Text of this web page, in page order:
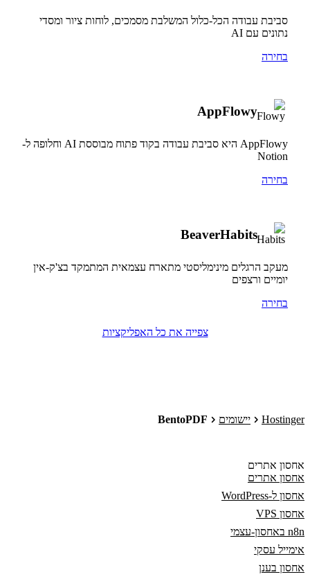
סביבת עבודה הכל-כלול המשלבת מסמכים, לוחות ציור ומסדי
נתונים עם AI
בחירה
AppFlowy
AppFlowy היא סביבת עבודה בקוד פתוח מבוססת AI וחלופה ל-
Notion
בחירה
BeaverHabits
מעקב הרגלים מינימליסטי מתארח עצמאית המתמקד בצ'ק-אין
יומיים ורצפים
בחירה
צפייה את כל האפליקציות
Hostinger יישומים BentoPDF
אחסון אתרים
אחסון אתרים
אחסון ל-WordPress
אחסון VPS
n8n באחסון-עצמי
אימייל עסקי
אחסון בענן